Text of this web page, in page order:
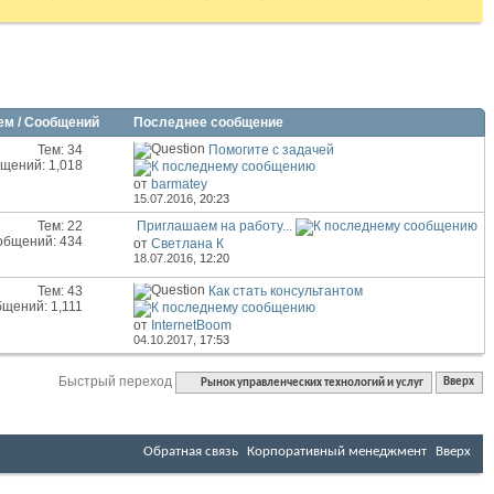
/ Сообщений Последнее сообщение
Тем: 34
1,018
Помогите с задачей
отbarmatey
15.07.2016,20:23
Тем: 22
434
Приглашаем на работу...
отСветлана К
18.07.2016, 12:20
Тем: 43
1,111
Как стать консультантом
от InternetBoom
04.10.2017, 17:53
Быстрый переход Рынок управленческих технологий и услуг Вверх
Обратная связь Корпоративный менеджмент Вверх